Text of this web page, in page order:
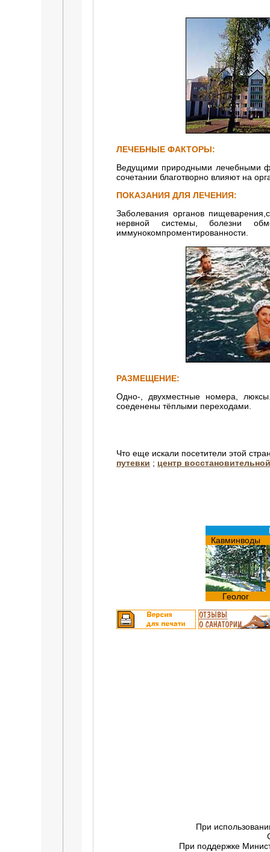
ЛЕЧЕБНЫЕ ФАКТОРЫ:
Ведущими природными лечебными
сочетании благотворно влияют на
ПОКАЗАНИЯ ДЛЯ ЛЕЧЕНИЯ:
Заболевания органов
нервной системы, болезни
иммунокомпроментированности.
РАЗМЕЩЕНИЕ:
Одно-, двухместные номера,
соеденены тёплыми переходами.
Что еще искали посетители этой
путевки ; центр
Кавминводы
Геолог
При
При поддержке